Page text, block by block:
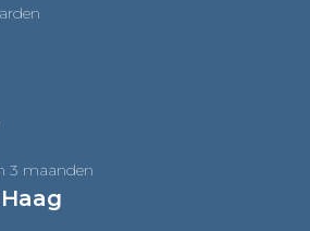
3 maanden